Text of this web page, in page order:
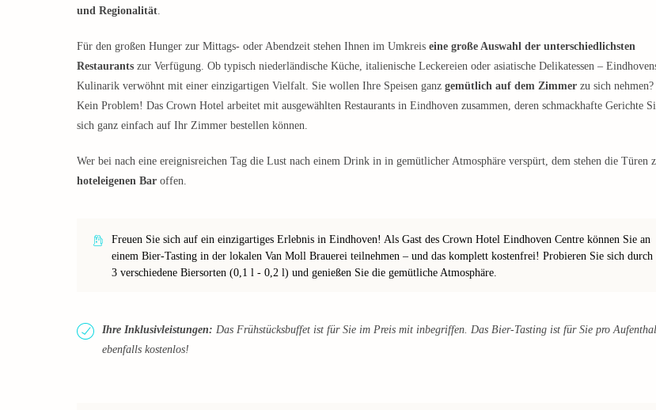
und Regionalität
Für den großen Hunger zur Mittags- oder Abendzeit stehen Ihnen im Umkreis eine große Auswahl der unterschiedlichsten
Restaurants zur Verfügung. Ob typisch niederländische Küche, italienische Leckereien oder asiatische Delikatessen –
Kulinarik verwöhnt mit einer einzigartigen Vielfalt. Sie wollen Ihre Speisen ganz gemütlich auf dem Zimmer zu sich nehmen?
Kein Problem! Das Crown Hotel arbeitet mit ausgewählten Restaurants in Eindhoven zusammen, deren schmackhafte Gerichte
sich ganz einfach auf Ihr Zimmer bestellen können.
Wer bei nach eine ereignisreichen Tag die Lust nach einem Drink in in gemütlicher Atmosphäre verspürt, dem stehen die Türen
hoteleigenen Bar offen.
Freuen Sie sich auf ein einzigartiges Erlebnis in Eindhoven! Als Gast des Crown Hotel Eindhoven Centre können Sie an
einem Bier-Tasting in der lokalen Van Moll Brauerei teilnehmen – und das komplett kostenfrei! Probieren Sie sich durch
3 verschiedene Biersorten (0,1 l - 0,2 l) und genießen Sie die gemütliche Atmosphäre.
Ihre Inklusivleistungen: Das Frühstücksbuffet ist für Sie im Preis mit inbegriffen. Das Bier-Tasting ist für Sie pro
ebenfalls kostenlos!